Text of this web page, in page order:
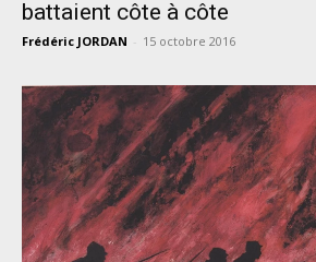
battaient côte à côte
Frédéric JORDAN - 15 octobre 2016